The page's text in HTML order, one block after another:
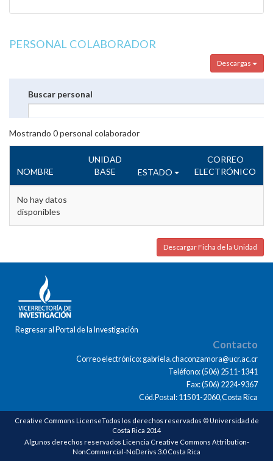
PERSONAL COLABORADOR
Descargas
Buscar personal
Mostrando 0personal colaborador
NOMBRE
UNIDAD
BASE
ESTADO
CORREO
ELECTRÓNICO
No hay datos
disponibles
Descargar Ficha de la Unidad
Regresar al Portal de la Investigación
Contacto
Correo electrónico: gabriela.chaconzamora@ucr.ac.cr
Teléfono: (506) 2511-1341
Fax: (506) 2224-9367
Cód.Postal: 11501-2060,Costa Rica
Creative Commons LicenseTodos los derechos reservados © Universidad de
Costa Rica 2014
Algunos derechos reservados Licencia Creative Commons Attribution-
NonCommercial-NoDerivs 3.0 Costa Rica